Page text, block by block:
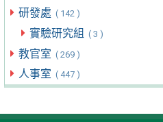
研發處 ( 142 )
實驗研究組 ( 3 )
教官室 ( 269 )
人事室 ( 447 )